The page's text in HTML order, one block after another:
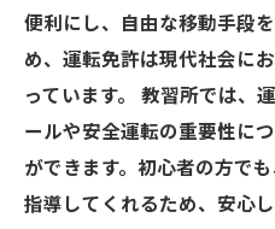
便利にし、自由な移動手段
め、運転免許は現代社会に
っています。 教習所では、
ールや安全運転の重要性に
ができます。初心者の方で
指導してくれるため、安心